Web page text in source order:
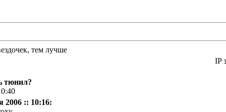
тем лучше
IP
тюнил?
2006 :: 10:16: